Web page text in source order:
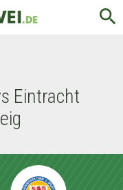
search
Eintracht